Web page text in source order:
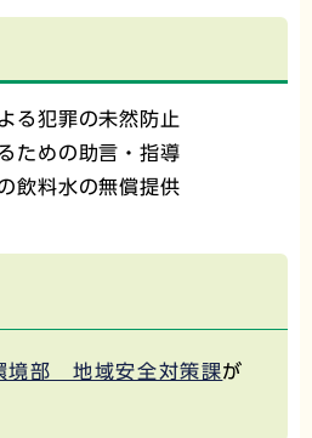
る犯罪の未然防止
ための助言・指導
飲料水の無償提供
境部 地域安全対策課が